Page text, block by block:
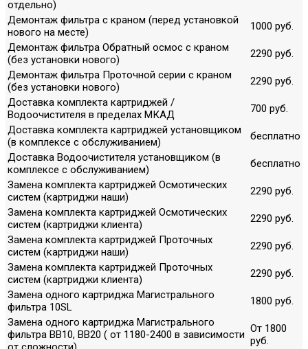
отдельно)
Демонтаж фильтра с краном (перед установкой
нового на месте)
1000 руб.
Демонтаж фильтра Обратный осмос с краном
(без установки нового)
2290 руб.
Демонтаж фильтра Проточной серии с краном
(без установки нового)
2290 руб.
Доставка комплекта картриджей /
Водоочистителя в пределах МКАД
700 руб.
Доставка комплекта картриджей установщиком
(в комплексе с обслуживанием)
бесплатно
Доставка Водоочистителя установщиком (в
комплексе с обслуживанием)
бесплатно
Замена комплекта картриджей Осмотических
систем (картриджи наши)
2290 руб.
Замена комплекта картриджей Осмотических
систем (картриджи клиента)
2290 руб.
Замена комплекта картриджей Проточных
систем (картриджи наши)
2290 руб.
Замена комплекта картриджей Проточных
систем (картриджи клиента)
2290 руб.
Замена одного картриджа Магистрального
фильтра 10SL
1800 руб.
Замена одного картриджа Магистрального
фильтра ВВ10, ВВ20 ( от 1180-2400 в зависимости От 1800
руб.